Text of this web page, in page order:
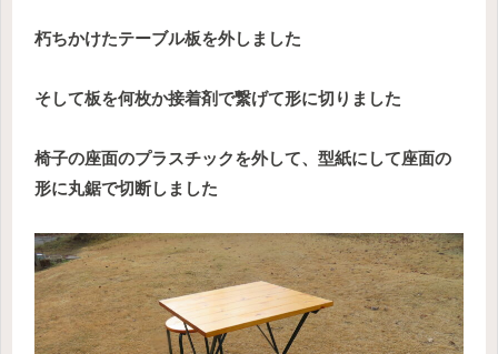
朽ちかけたテーブル板を外しました
そして板を何枚か接着剤で繋げて形に切りました
椅子の座面のプラスチックを外して、型紙にして座面の
形に丸鋸で切断しました